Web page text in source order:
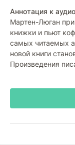
Аннотация к
Мартен-Люган
книжки и пьют
самых читаемых
новой книги
Произведения